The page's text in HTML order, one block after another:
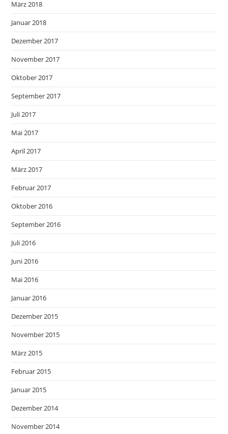
März 2018
Januar 2018
Dezember 2017
November 2017
Oktober 2017
September 2017
Juli 2017
Mai 2017
April 2017
März 2017
Februar 2017
Oktober 2016
September 2016
Juli 2016
Juni 2016
Mai 2016
Januar 2016
Dezember 2015
November 2015
März 2015
Februar 2015
Januar 2015
Dezember 2014
November 2014